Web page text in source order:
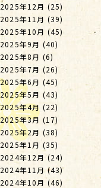
2025年12月 (25)
2025年11月 (39)
2025年10月 (45)
2025年9月 (40)
2025年8月 (6)
2025年7月 (26)
2025年6月 (45)
2025年5月 (43)
2025年4月 (22)
2025年3月 (17)
2025年2月 (38)
2025年1月 (35)
2024年12月 (24)
2024年11月 (43)
2024年10月 (46)